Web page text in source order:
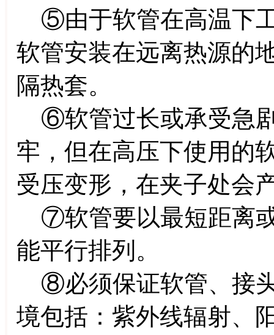
⑤由于软管在高温下
软管安装在远离热源的
隔热套。
⑥软管过长或承受急
牢，但在高压下使用的
受压变形，在夹子处会
⑦软管要以最短距离
能平行排列。
⑧必须保证软管、接
境包括：紫外线辐射、